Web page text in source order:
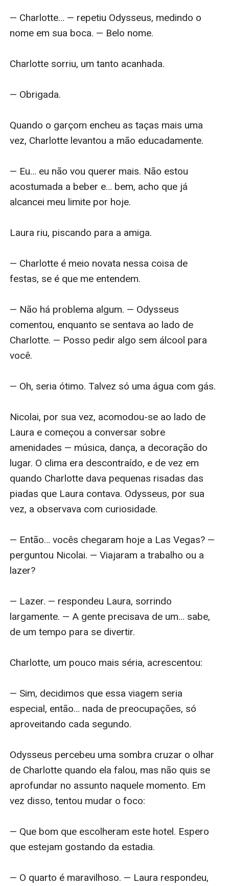
— Charlotte… — repetiu Odysseus, medindo o
nome em sua boca. — Belo nome.
Charlotte sorriu, um tanto acanhada.
— Obrigada.
Quando o garçom encheu as taças mais uma
vez, Charlotte levantou a mão educadamente.
— Eu… eu não vou querer mais. Não estou
acostumada a beber e… bem, acho que já
alcancei meu limite por hoje.
Laura riu, piscando para a amiga.
— Charlotte é meio novata nessa coisa de
festas, se é que me entendem.
— Não há problema algum. — Odysseus
comentou, enquanto se sentava ao lado de
Charlotte. — Posso pedir algo sem álcool para
você.
— Oh, seria ótimo. Talvez só uma água com gás.
Nicolai, por sua vez, acomodou-se ao lado de
Laura e começou a conversar sobre
amenidades — música, dança, a decoração do
lugar. O clima era descontraído, e de vez em
quando Charlotte dava pequenas risadas das
piadas que Laura contava. Odysseus, por sua
vez, a observava com curiosidade.
— Então… vocês chegaram hoje a Las Vegas? —
perguntou Nicolai. — Viajaram a trabalho ou a
lazer?
— Lazer. — respondeu Laura, sorrindo
largamente. — A gente precisava de um… sabe,
de um tempo para se divertir.
Charlotte, um pouco mais séria, acrescentou:
— Sim, decidimos que essa viagem seria
especial, então… nada de preocupações, só
aproveitando cada segundo.
Odysseus percebeu uma sombra cruzar o olhar
de Charlotte quando ela falou, mas não quis se
aprofundar no assunto naquele momento. Em
vez disso, tentou mudar o foco:
— Que bom que escolheram este hotel. Espero
que estejam gostando da estadia.
— O quarto é maravilhoso. — Laura respondeu,